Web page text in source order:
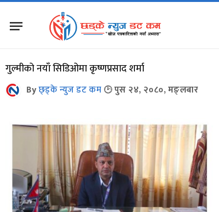
गुल्मीको नयाँ सिडिओमा कृष्णप्रसाद शर्मा
Byछ्ड्के न्युज डट कम पुस २४, २०८०, मङ्लबार